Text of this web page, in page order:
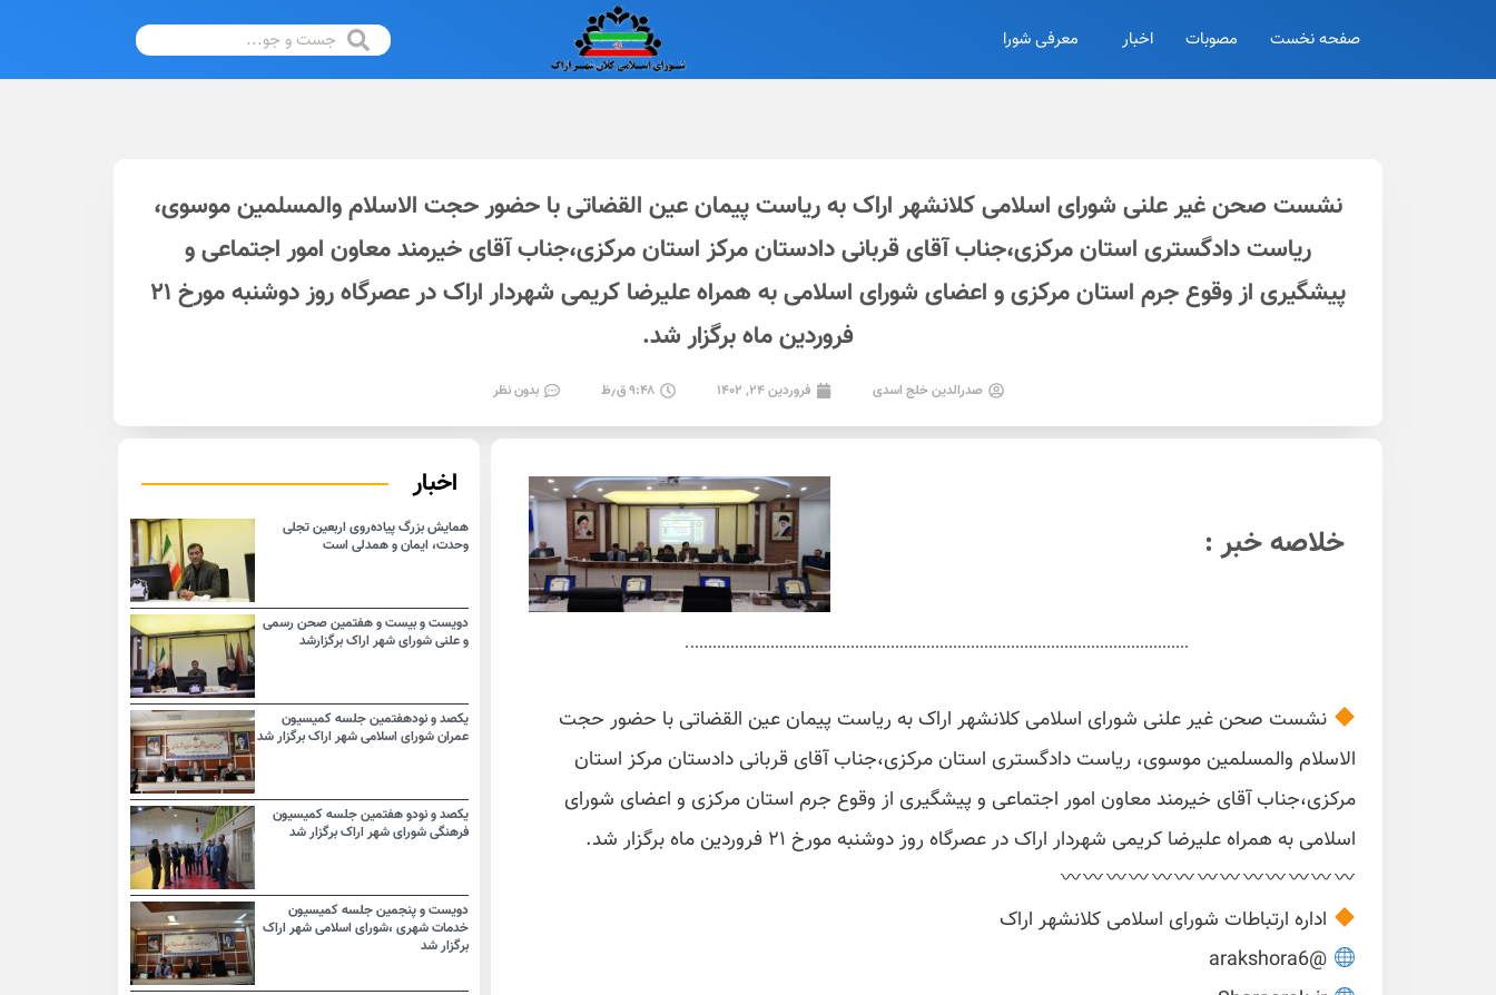
صفحه نخست مصوبات اخبار معرفی شورا
نشست صحن غیر علنی شورای اسلامی کلانشهر اراک به ریاست پیمان عین القضاتی با حضور حجت الاسلام والمسلمین موسوی،
ریاست دادگستری استان مرکزی،جناب آقای قربانی دادستان مرکز استان مرکزی،جناب آقای خیرمند معاون امور اجتماعی و
پیشگیری از وقوع جرم استان مرکزی و اعضای شورای اسلامی به همراه علیرضا کریمی شهردار اراک در عصرگاه روز دوشنبه مورخ ۲۱
فروردین ماه برگزار شد.
صدرالدین خلج اسدی فروردین ۲۴, ۱۴۰۲ ۹:۴۸ ق٫ظ بدون نظر
خلاصه خبر :
نشست صحن غیر علنی شورای اسلامی کلانشهر اراک به ریاست پیمان عین القضاتی با حضور حجت
الاسلام والمسلمین موسوی، ریاست دادگستری استان مرکزی،جناب آقای قربانی دادستان مرکز استان
مرکزی،جناب آقای خیرمند معاون امور اجتماعی و پیشگیری از وقوع جرم استان مرکزی و اعضای شورای
اسلامی به همراه علیرضا کریمی شهردار اراک در عصرگاه روز دوشنبه مورخ ۲۱ فروردین ماه برگزار شد.
اداره ارتباطات شورای اسلامی کلانشهر اراک
@arakshora6
اخبار
همایش بزرگ پیاده‌روی اربعین تجلی
وحدت، ایمان و همدلی است
دویست و بیست و هفتمین صحن رسمی
و علنی شورای شهر اراک برگزارشد
یکصد و نودهفتمین جلسه کمیسیون
عمران شورای اسلامی شهر اراک برگزار شد
یکصد و نودو هفتمین جلسه کمیسیون
فرهنگی شورای شهر اراک برگزار شد
دویست و پنجمین جلسه کمیسیون
خدمات شهری ،شورای اسلامی شهر اراک
برگزار شد